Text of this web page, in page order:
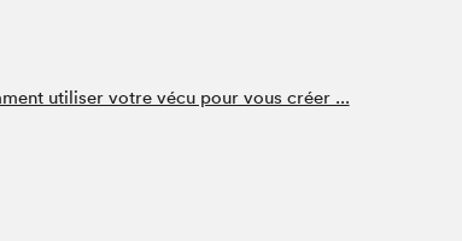
des
utiliser votre vécu pour vous créer ...